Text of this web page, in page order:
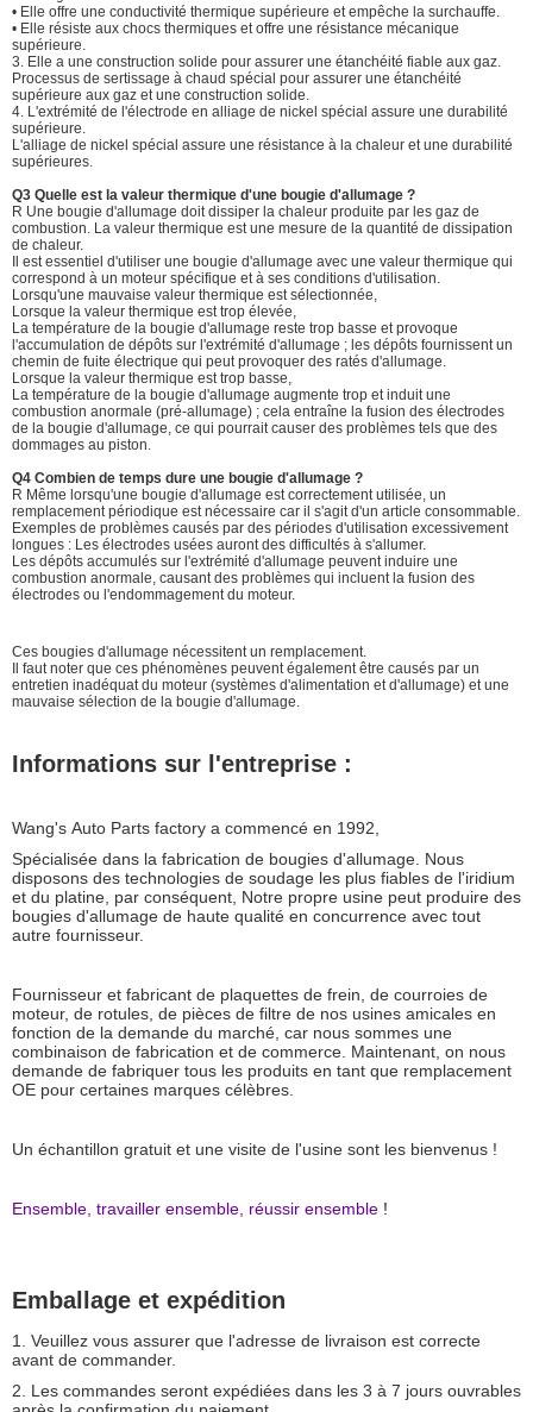
• Elle offre une conductivité thermique supérieure et empêche la surchauffe.
• Elle résiste aux chocs thermiques et offre une résistance mécanique
supérieure.
3. Elle a une construction solide pour assurer une étanchéité fiable aux gaz.
Processus de sertissage à chaud spécial pour assurer une étanchéité
supérieure aux gaz et une construction solide.
4. L'extrémité de l'électrode en alliage de nickel spécial assure une durabilité
supérieure.
L'alliage de nickel spécial assure une résistance à la chaleur et une durabilité
supérieures.
Q3 Quelle est la valeur thermique d'une bougie d'allumage ?
R Une bougie d'allumage doit dissiper la chaleur produite par les gaz de
combustion. La valeur thermique est une mesure de la quantité de dissipation
de chaleur.
Il est essentiel d'utiliser une bougie d'allumage avec une valeur thermique qui
correspond à un moteur spécifique et à ses conditions d'utilisation.
Lorsqu'une mauvaise valeur thermique est sélectionnée,
Lorsque la valeur thermique est trop élevée,
La température de la bougie d'allumage reste trop basse et provoque
l'accumulation de dépôts sur l'extrémité d'allumage ; les dépôts fournissent un
chemin de fuite électrique qui peut provoquer des ratés d'allumage.
Lorsque la valeur thermique est trop basse,
La température de la bougie d'allumage augmente trop et induit une
combustion anormale (pré-allumage) ; cela entraîne la fusion des électrodes
de la bougie d'allumage, ce qui pourrait causer des problèmes tels que des
dommages au piston.
Q4 Combien de temps dure une bougie d'allumage ?
R Même lorsqu'une bougie d'allumage est correctement utilisée, un
remplacement périodique est nécessaire car il s'agit d'un article consommable.
Exemples de problèmes causés par des périodes d'utilisation excessivement
longues : Les électrodes usées auront des difficultés à s'allumer.
Les dépôts accumulés sur l'extrémité d'allumage peuvent induire une
combustion anormale, causant des problèmes qui incluent la fusion des
électrodes ou l'endommagement du moteur.
Ces bougies d'allumage nécessitent un remplacement.
Il faut noter que ces phénomènes peuvent également être causés par un
entretien inadéquat du moteur (systèmes d'alimentation et d'allumage) et une
mauvaise sélection de la bougie d'allumage.
Informations sur l'entreprise :
Wang's Auto Parts factory a commencé en 1992,
Spécialisée dans la fabrication de bougies d'allumage. Nous
disposons des technologies de soudage les plus fiables de l'iridium
et du platine, par conséquent, Notre propre usine peut produire des
bougies d'allumage de haute qualité en concurrence avec tout
autre fournisseur.
Fournisseur et fabricant de plaquettes de frein, de courroies de
moteur, de rotules, de pièces de filtre de nos usines amicales en
fonction de la demande du marché, car nous sommes une
combinaison de fabrication et de commerce. Maintenant, on nous
demande de fabriquer tous les produits en tant que remplacement
OE pour certaines marques célèbres.
Un échantillon gratuit et une visite de l'usine sont les bienvenus !
Ensemble, travailler ensemble, réussir ensemble !
Emballage et expédition
1. Veuillez vous assurer que l'adresse de livraison est correcte
avant de commander.
2. Les commandes seront expédiées dans les 3 à 7 jours ouvrables